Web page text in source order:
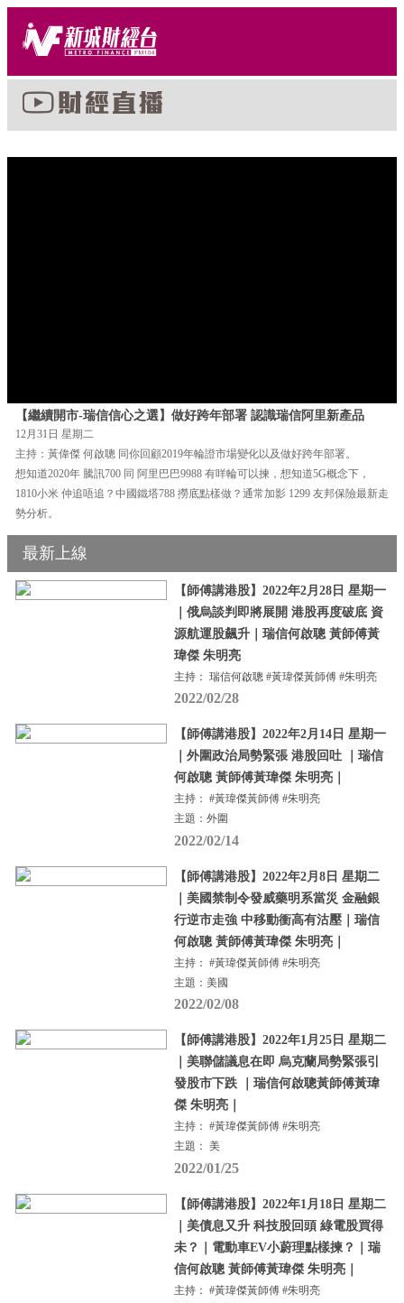
【繼續開市-瑞信信心之選】做好跨年部署 認識瑞信阿里新產品
12月31日 星期二
主持：黃偉傑 何啟聰 同你回顧2019年輪證市場變化以及做好跨年部署。
想知道2020年 騰訊700 同 阿里巴巴9988 有咩輪可以揀，想知道5G概念下，
1810小米 仲追唔追？中國鐵塔788 撈底點樣做？通常加影 1299 友邦保險最新走
勢分析。
最新上線
【師傅講港股】2022年2月28日 星期一
｜俄烏談判即將展開 港股再度破底 資
源航運股飆升｜瑞信何啟聰 黃師傅黃
瑋傑 朱明亮
主持： 瑞信何啟聰 #黃瑋傑黃師傅 #朱明亮
2022/02/28
【師傅講港股】2022年2月14日 星期一
｜外圍政治局勢緊張 港股回吐 ｜瑞信
何啟聰 黃師傅黃瑋傑 朱明亮｜
主持： #黃瑋傑黃師傅 #朱明亮
主題：外圍
2022/02/14
【師傅講港股】2022年2月8日 星期二
｜美國禁制令發威藥明系當災 金融銀
行逆市走強 中移動衝高有沽壓｜瑞信
何啟聰 黃師傅黃瑋傑 朱明亮｜
主持： #黃瑋傑黃師傅 #朱明亮
主題：美國
2022/02/08
【師傅講港股】2022年1月25日 星期二
｜美聯儲議息在即 烏克蘭局勢緊張引
發股市下跌 ｜瑞信何啟聰黃師傅黃瑋
傑 朱明亮｜
主持： #黃瑋傑黃師傅 #朱明亮
主題： 美
2022/01/25
【師傅講港股】2022年1月18日 星期二
｜美債息又升 科技股回頭 綠電股買得
未？｜電動車EV小蔚理點樣揀？｜瑞
信何啟聰 黃師傅黃瑋傑 朱明亮｜
主持： #黃瑋傑黃師傅 #朱明亮